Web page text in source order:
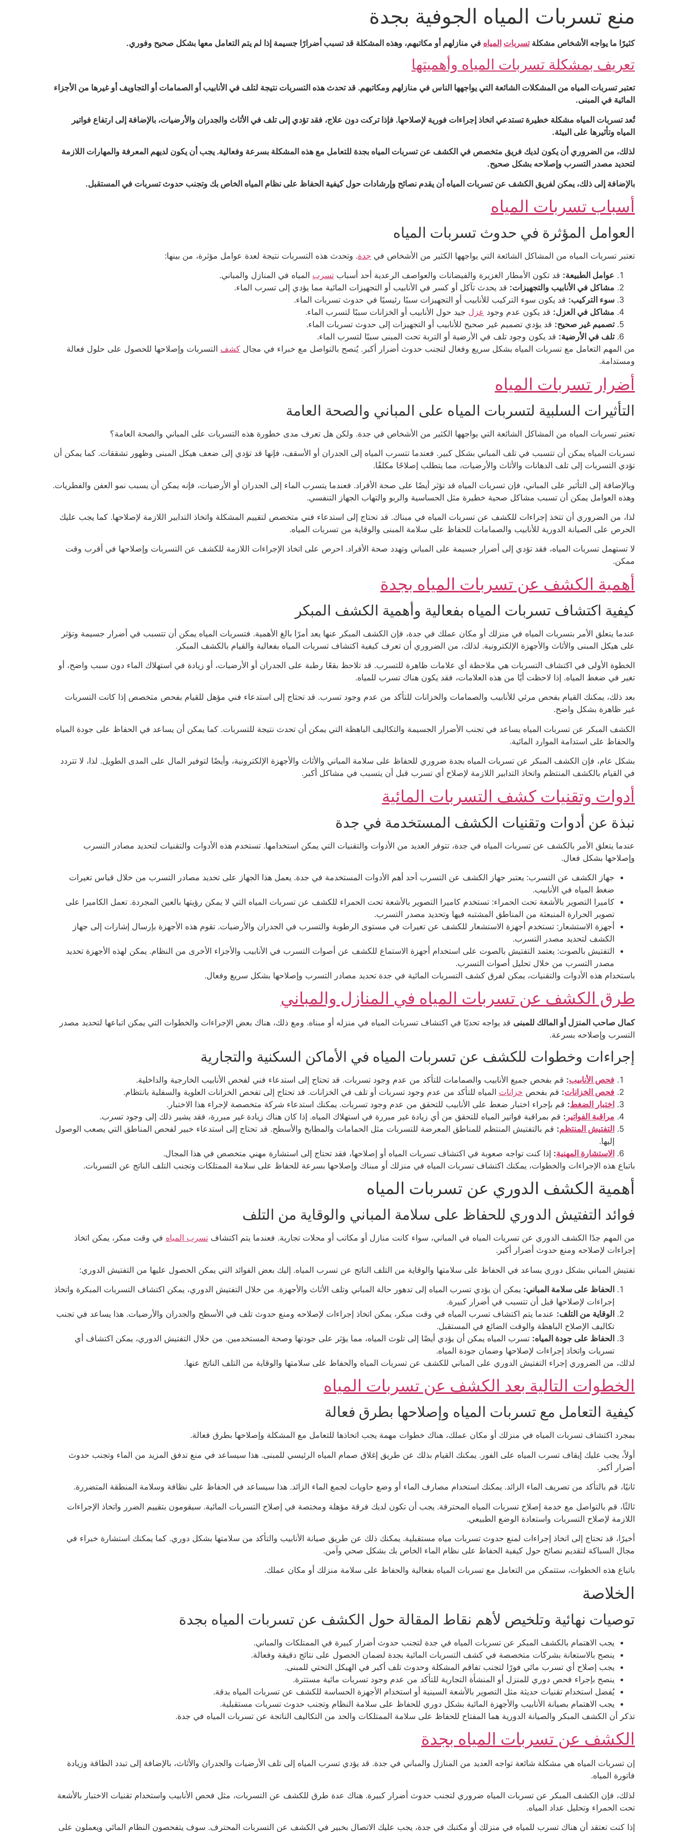
منع تسربات المياه الجوفية بجدة
كثيرًا ما يواجه الأشخاص مشكلةتسربات المياه في منازلهم أو مكاتبهم، وهذه المشكلة قد تسبب أضرارًا جسيمة إذا لم يتم التعامل معها بشكل صحيح وفوري.
تعريف بمشكلة تسربات المياه وأهميتها
تعتبر تسربات المياه من المشكلات الشائعة التي يواجهها الناس في منازلهم ومكاتبهم. قد تحدث هذه التسربات نتيجة لتلف في الأنابيب أو الصمامات أو التجاويف أو غيرها من الأجزاء
المائية في المبنى.
تُعد تسربات المياه مشكلة خطيرة تستدعي اتخاذ إجراءات فورية لإصلاحها. فإذا تركت دون علاج، فقد تؤدي إلى تلف في الأثاث والجدران والأرضيات، بالإضافة إلى ارتفاع فواتير
المياه وتأثيرها على البيئة.
لذلك، من الضروري أن يكون لديك فريق متخصص في الكشف عن تسربات المياه بجدة للتعامل مع هذه المشكلة بسرعة وفعالية. يجب أن يكون لديهم المعرفة والمهارات اللازمة
لتحديد مصدر التسرب وإصلاحه بشكل صحيح.
بالإضافة إلى ذلك، يمكن لفريق الكشف عن تسربات المياه أن يقدم نصائح وإرشادات حول كيفية الحفاظ على نظام المياه الخاص بك وتجنب حدوث تسربات في المستقبل.
أسباب تسربات المياه
العوامل المؤثرة في حدوث تسربات المياه
تعتبر تسربات المياه من المشاكل الشائعة التي يواجهها الكثير من الأشخاص في جدة. وتحدث هذه التسربات نتيجة لعدة عوامل مؤثرة، من بينها:
عوامل الطبيعة: قد تكون الأمطار الغزيرة والفيضانات والعواصف الرعدية أحد أسباب تسرب المياه في المنازل والمباني.
مشاكل في الأنابيب والتجهيزات: قد يحدث تآكل أو كسر في الأنابيب أو التجهيزات المائية مما يؤدي إلى تسرب الماء.
سوء التركيب: قد يكون سوء التركيب للأنابيب أو التجهيزات سببًا رئيسيًا في حدوث تسربات الماء.
مشاكل في العزل: قد يكون عدم وجود عزل جيد حول الأنابيب أو الخزانات سببًا لتسرب الماء.
تصميم غير صحيح: قد يؤدي تصميم غير صحيح للأنابيب أو التجهيزات إلى حدوث تسربات الماء.
تلف في الأرضية: قد يكون وجود تلف في الأرضية أو التربة تحت المبنى سببًا لتسرب الماء.
من المهم التعامل مع تسربات المياه بشكل سريع وفعال لتجنب حدوث أضرار أكبر. يُنصح بالتواصل مع خبراء في مجال كشف التسربات وإصلاحها للحصول على حلول فعالة
ومستدامة.
أضرار تسربات المياه
التأثيرات السلبية لتسربات المياه على المباني والصحة العامة
تعتبر تسربات المياه من المشاكل الشائعة التي يواجهها الكثير من الأشخاص في جدة. ولكن هل تعرف مدى خطورة هذه التسربات على المباني والصحة العامة؟
تسربات المياه يمكن أن تتسبب في تلف المباني بشكل كبير. فعندما تتسرب المياه إلى الجدران أو الأسقف، فإنها قد تؤدي إلى ضعف هيكل المبنى وظهور تشققات. كما يمكن أن
تؤدي التسربات إلى تلف الدهانات والأثاث والأرضيات، مما يتطلب إصلاحًا مكلفًا.
وبالإضافة إلى التأثير على المباني، فإن تسربات المياه قد تؤثر أيضًا على صحة الأفراد. فعندما يتسرب الماء إلى الجدران أو الأرضيات، فإنه يمكن أن يسبب نمو العفن والفطريات.
وهذه العوامل يمكن أن تسبب مشاكل صحية خطيرة مثل الحساسية والربو والتهاب الجهاز التنفسي.
لذا، من الضروري أن تتخذ إجراءات للكشف عن تسربات المياه في مبناك. قد تحتاج إلى استدعاء فني متخصص لتقييم المشكلة واتخاذ التدابير اللازمة لإصلاحها. كما يجب عليك
الحرص على الصيانة الدورية للأنابيب والصمامات للحفاظ على سلامة المبنى والوقاية من تسربات المياه.
لا تستهمل تسربات المياه، فقد تؤدي إلى أضرار جسيمة على المباني وتهدد صحة الأفراد. احرص على اتخاذ الإجراءات اللازمة للكشف عن التسربات وإصلاحها في أقرب وقت
ممكن.
أهمية الكشف عن تسربات المياه بجدة
كيفية اكتشاف تسربات المياه بفعالية وأهمية الكشف المبكر
عندما يتعلق الأمر بتسربات المياه في منزلك أو مكان عملك في جدة، فإن الكشف المبكر عنها يعد أمرًا بالغ الأهمية. فتسربات المياه يمكن أن تتسبب في أضرار جسيمة وتؤثر
على هيكل المبنى والأثاث والأجهزة الإلكترونية. لذلك، من الضروري أن تعرف كيفية اكتشاف تسربات المياه بفعالية والقيام بالكشف المبكر.
الخطوة الأولى في اكتشاف التسربات هي ملاحظة أي علامات ظاهرة للتسرب. قد تلاحظ بقعًا رطبة على الجدران أو الأرضيات، أو زيادة في استهلاك الماء دون سبب واضح، أو
تغير في ضغط المياه. إذا لاحظت أيًا من هذه العلامات، فقد يكون هناك تسرب للمياه.
بعد ذلك، يمكنك القيام بفحص مرئي للأنابيب والصمامات والخزانات للتأكد من عدم وجود تسرب. قد تحتاج إلى استدعاء فني مؤهل للقيام بفحص متخصص إذا كانت التسربات
غير ظاهرة بشكل واضح.
الكشف المبكر عن تسربات المياه يساعد في تجنب الأضرار الجسيمة والتكاليف الباهظة التي يمكن أن تحدث نتيجة للتسربات. كما يمكن أن يساعد في الحفاظ على جودة المياه
والحفاظ على استدامة الموارد المائية.
بشكل عام، فإن الكشف المبكر عن تسربات المياه بجدة ضروري للحفاظ على سلامة المباني والأثاث والأجهزة الإلكترونية، وأيضًا لتوفير المال على المدى الطويل. لذا، لا تتردد
في القيام بالكشف المنتظم واتخاذ التدابير اللازمة لإصلاح أي تسرب قبل أن يتسبب في مشاكل أكبر.
أدوات وتقنيات كشف التسربات المائية
نبذة عن أدوات وتقنيات الكشف المستخدمة في جدة
عندما يتعلق الأمر بالكشف عن تسربات المياه في جدة، تتوفر العديد من الأدوات والتقنيات التي يمكن استخدامها. تستخدم هذه الأدوات والتقنيات لتحديد مصادر التسرب
وإصلاحها بشكل فعال.
جهاز الكشف عن التسرب: يعتبر جهاز الكشف عن التسرب أحد أهم الأدوات المستخدمة في جدة. يعمل هذا الجهاز على تحديد مصادر التسرب من خلال قياس تغيرات
ضغط المياه في الأنابيب.
كاميرا التصوير بالأشعة تحت الحمراء: تستخدم كاميرا التصوير بالأشعة تحت الحمراء للكشف عن تسربات المياه التي لا يمكن رؤيتها بالعين المجردة. تعمل الكاميرا على
تصوير الحرارة المنبعثة من المناطق المشتبه فيها وتحديد مصدر التسرب.
أجهزة الاستشعار: تستخدم أجهزة الاستشعار للكشف عن تغيرات في مستوى الرطوبة والتسرب في الجدران والأرضيات. تقوم هذه الأجهزة بإرسال إشارات إلى جهاز
الكشف لتحديد مصدر التسرب.
التفتيش بالصوت: يعتمد التفتيش بالصوت على استخدام أجهزة الاستماع للكشف عن أصوات التسرب في الأنابيب والأجزاء الأخرى من النظام. يمكن لهذه الأجهزة تحديد
مصدر التسرب من خلال تحليل أصوات التسرب.
باستخدام هذه الأدوات والتقنيات، يمكن لفرق كشف التسربات المائية في جدة تحديد مصادر التسرب وإصلاحها بشكل سريع وفعال.
طرق الكشف عن تسربات المياه في المنازل والمباني
كمال صاحب المنزل أو المالك للمبنى قد يواجه تحديًا في اكتشاف تسربات المياه في منزله أو مبناه. ومع ذلك، هناك بعض الإجراءات والخطوات التي يمكن اتباعها لتحديد مصدر
التسرب وإصلاحه بسرعة.
إجراءات وخطوات للكشف عن تسربات المياه في الأماكن السكنية والتجارية
فحص الأنابيب: قم بفحص جميع الأنابيب والصمامات للتأكد من عدم وجود تسربات. قد تحتاج إلى استدعاء فني لفحص الأنابيب الخارجية والداخلية.
فحص الخزانات: قم بفحص خزانات المياه للتأكد من عدم وجود تسربات أو تلف في الخزانات. قد تحتاج إلى تفحص الخزانات العلوية والسفلية بانتظام.
اختبار الضغط: قم بإجراء اختبار ضغط على الأنابيب للتحقق من عدم وجود تسربات. يمكنك استدعاء شركة متخصصة لإجراء هذا الاختبار.
مراقبة الفواتير : قم بمراقبة فواتير المياه للتحقق من أي زيادة غير مبررة في استهلاك المياه. إذا كان هناك زيادة غير مبررة، فقد يشير ذلك إلى وجود تسرب.
التفتيش المنتظم: قم بالتفتيش المنتظم للمناطق المعرضة للتسربات مثل الحمامات والمطابخ والأسطح. قد تحتاج إلى استدعاء خبير لفحص المناطق التي يصعب الوصول
إليها.
الاستشارة المهنية: إذا كنت تواجه صعوبة في اكتشاف تسربات المياه أو إصلاحها، فقد تحتاج إلى استشارة مهني متخصص في هذا المجال.
باتباع هذه الإجراءات والخطوات، يمكنك اكتشاف تسربات المياه في منزلك أو مبناك وإصلاحها بسرعة للحفاظ على سلامة الممتلكات وتجنب التلف الناتج عن التسربات.
أهمية الكشف الدوري عن تسربات المياه
فوائد التفتيش الدوري للحفاظ على سلامة المباني والوقاية من التلف
من المهم جدًا الكشف الدوري عن تسربات المياه في المباني، سواء كانت منازل أو مكاتب أو محلات تجارية. فعندما يتم اكتشاف تسرب المياه في وقت مبكر، يمكن اتخاذ
إجراءات لإصلاحه ومنع حدوث أضرار أكبر.
تفتيش المباني بشكل دوري يساعد في الحفاظ على سلامتها والوقاية من التلف الناتج عن تسرب المياه. إليك بعض الفوائد التي يمكن الحصول عليها من التفتيش الدوري:
الحفاظ على سلامة المباني: يمكن أن يؤدي تسرب المياه إلى تدهور حالة المباني وتلف الأثاث والأجهزة. من خلال التفتيش الدوري، يمكن اكتشاف التسربات المبكرة واتخاذ
إجراءات لإصلاحها قبل أن تتسبب في أضرار كبيرة.
الوقاية من التلف: عندما يتم اكتشاف تسرب المياه في وقت مبكر، يمكن اتخاذ إجراءات لإصلاحه ومنع حدوث تلف في الأسطح والجدران والأرضيات. هذا يساعد في تجنب
تكاليف الإصلاح الباهظة والوقت الضائع في المستقبل.
الحفاظ على جودة المياه: تسرب المياه يمكن أن يؤدي أيضًا إلى تلوث المياه، مما يؤثر على جودتها وصحة المستخدمين. من خلال التفتيش الدوري، يمكن اكتشاف أي
تسربات واتخاذ إجراءات لإصلاحها وضمان جودة المياه.
لذلك، من الضروري إجراء التفتيش الدوري على المباني للكشف عن تسربات المياه والحفاظ على سلامتها والوقاية من التلف الناتج عنها.
الخطوات التالية بعد الكشف عن تسربات المياه
كيفية التعامل مع تسربات المياه وإصلاحها بطرق فعالة
بمجرد اكتشاف تسربات المياه في منزلك أو مكان عملك، هناك خطوات مهمة يجب اتخاذها للتعامل مع المشكلة وإصلاحها بطرق فعالة.
أولاً، يجب عليك إيقاف تسرب المياه على الفور. يمكنك القيام بذلك عن طريق إغلاق صمام المياه الرئيسي للمبنى. هذا سيساعد في منع تدفق المزيد من الماء وتجنب حدوث
أضرار أكبر.
ثانيًا، قم بالتأكد من تصريف الماء الزائد. يمكنك استخدام مصارف الماء أو وضع حاويات لجمع الماء الزائد. هذا سيساعد في الحفاظ على نظافة وسلامة المنطقة المتضررة.
ثالثًا، قم بالتواصل مع خدمة إصلاح تسربات المياه المحترفة. يجب أن تكون لديك فرقة مؤهلة ومختصة في إصلاح التسربات المائية. سيقومون بتقييم الضرر واتخاذ الإجراءات
اللازمة لإصلاح التسربات واستعادة الوضع الطبيعي.
أخيرًا، قد تحتاج إلى اتخاذ إجراءات لمنع حدوث تسربات مياه مستقبلية. يمكنك ذلك عن طريق صيانة الأنابيب والتأكد من سلامتها بشكل دوري. كما يمكنك استشارة خبراء في
مجال السباكة لتقديم نصائح حول كيفية الحفاظ على نظام الماء الخاص بك بشكل صحي وآمن.
باتباع هذه الخطوات، ستتمكن من التعامل مع تسربات المياه بفعالية والحفاظ على سلامة منزلك أو مكان عملك.
الخلاصة
توصيات نهائية وتلخيص لأهم نقاط المقالة حول الكشف عن تسربات المياه بجدة
يجب الاهتمام بالكشف المبكر عن تسربات المياه في جدة لتجنب حدوث أضرار كبيرة في الممتلكات والمباني.
ينصح بالاستعانة بشركات متخصصة في كشف التسربات المائية بجدة لضمان الحصول على نتائج دقيقة وفعالة.
يجب إصلاح أي تسرب مائي فورًا لتجنب تفاقم المشكلة وحدوث تلف أكبر في الهيكل التحتي للمبنى.
ينصح بإجراء فحص دوري للمنزل أو المنشأة التجارية للتأكد من عدم وجود تسربات مائية مستترة.
يُفضل استخدام تقنيات حديثة مثل التصوير بالأشعة السينية أو استخدام الأجهزة الحساسة للكشف عن تسربات المياه بدقة.
يجب الاهتمام بصيانة الأنابيب والأجهزة المائية بشكل دوري للحفاظ على سلامة النظام وتجنب حدوث تسربات مستقبلية.
تذكر أن الكشف المبكر والصيانة الدورية هما المفتاح للحفاظ على سلامة الممتلكات والحد من التكاليف الناتجة عن تسربات المياه في جدة.
الكشف عن تسربات المياه بجدة
إن تسربات المياه هي مشكلة شائعة تواجه العديد من المنازل والمباني في جدة. قد يؤدي تسرب المياه إلى تلف الأرضيات والجدران والأثاث، بالإضافة إلى تبدد الطاقة وزيادة
فاتورة المياه.
لذلك، فإن الكشف المبكر عن تسربات المياه ضروري لتجنب حدوث أضرار كبيرة. هناك عدة طرق للكشف عن التسربات، مثل فحص الأنابيب واستخدام تقنيات الاختبار بالأشعة
تحت الحمراء وتحليل عداد المياه.
إذا كنت تعتقد أن هناك تسرب للمياه في منزلك أو مكتبك في جدة، يجب عليك الاتصال بخبير في الكشف عن التسربات المحترف. سوف يتفحصون النظام المائي ويعملون على